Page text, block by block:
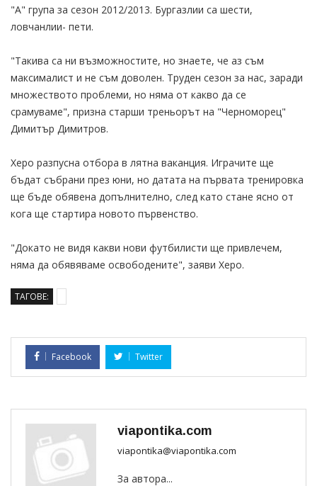
"А" група за сезон 2012/2013. Бургазлии са шести,
ловчанлии- пети.
"Такива са ни възможностите, но знаете, че аз съм
максималист и не съм доволен. Труден сезон за нас, заради
множеството проблеми, но няма от какво да се
срамуваме", призна старши треньорът на "Черноморец"
Димитър Димитров.
Херо разпусна отбора в лятна ваканция. Играчите ще
бъдат събрани през юни, но датата на първата тренировка
ще бъде обявена допълнително, след като стане ясно от
кога ще стартира новото първенство.
"Докато не видя какви нови футбилисти ще привлечем,
няма да обявяваме освободените", заяви Херо.
ТАГОВЕ:
Facebook Twitter
viapontika.com
viapontika@viapontika.com
За автора...